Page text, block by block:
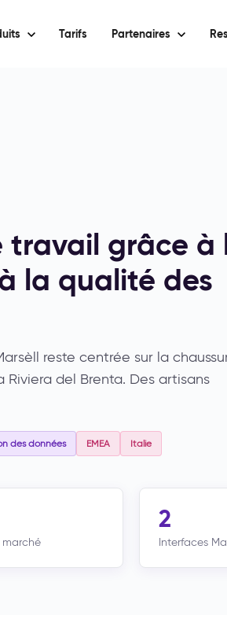
Tarifs Partenaires
travail grâce à
la qualité des
reste centrée sur la
del Brenta. Des artisans
des données EMEA Italie
marché
2
Interfaces